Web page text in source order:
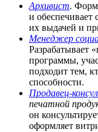
Архивист.
и обеспечивает
их выдачей и
Менеджер
Разрабатывает
программы,
подходит тем,
способности.
Продавец-
печатной
он
оформляет